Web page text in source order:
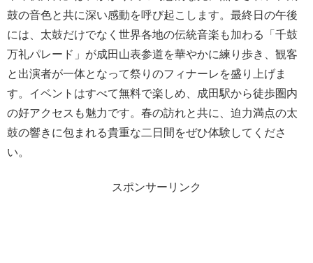
鼓の音色と共に深い感動を呼び起こします。最終日の午後
には、太鼓だけでなく世界各地の伝統音楽も加わる「千鼓
万礼パレード」が成田山表参道を華やかに練り歩き、観客
と出演者が一体となって祭りのフィナーレを盛り上げま
す。イベントはすべて無料で楽しめ、成田駅から徒歩圏内
の好アクセスも魅力です。春の訪れと共に、迫力満点の太
鼓の響きに包まれる貴重な二日間をぜひ体験してくださ
い。
スポンサーリンク